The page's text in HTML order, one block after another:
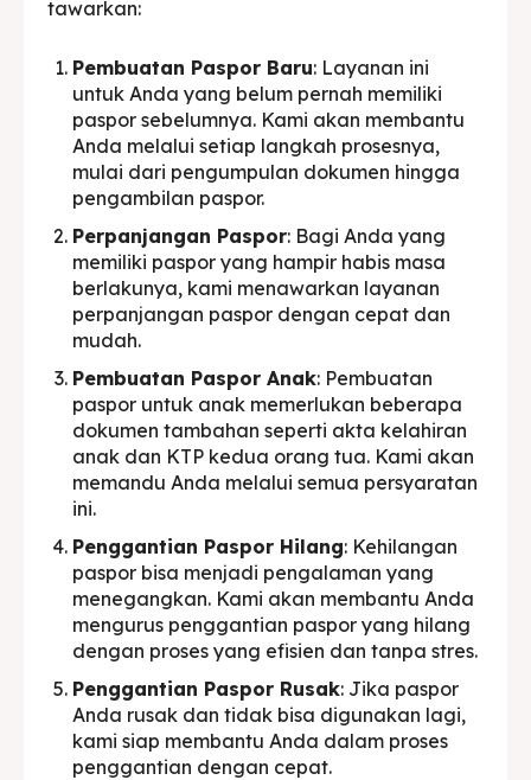
tawarkan:
Pembuatan Paspor Baru: Layanan ini
untuk Anda yang belum pernah memiliki
paspor sebelumnya. Kami akan membantu
Anda melalui setiap langkah prosesnya,
mulai dari pengumpulan dokumen hingga
pengambilan paspor.
Perpanjangan Paspor: Bagi Anda yang
memiliki paspor yang hampir habis masa
berlakunya, kami menawarkan layanan
perpanjangan paspor dengan cepat dan
mudah.
Pembuatan Paspor Anak: Pembuatan
paspor untuk anak memerlukan beberapa
dokumen tambahan seperti akta kelahiran
anak dan KTP kedua orang tua. Kami akan
memandu Anda melalui semua persyaratan
ini.
Penggantian Paspor Hilang: Kehilangan
paspor bisa menjadi pengalaman yang
menegangkan. Kami akan membantu Anda
mengurus penggantian paspor yang hilang
dengan proses yang efisien dan tanpa stres.
Penggantian Paspor Rusak: Jika paspor
Anda rusak dan tidak bisa digunakan lagi,
kami siap membantu Anda dalam proses
penggantian dengan cepat.